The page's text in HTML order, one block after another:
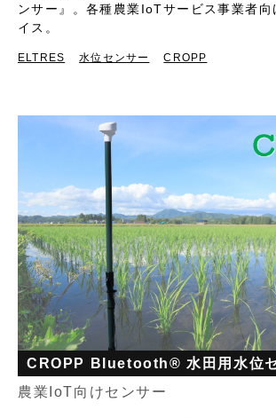
ンサー』。各種農業IoTサービス事業者
イス。
ELTRES 水位センサー CROPP
CROPP Bluetooth® 水田用水位
農業IoT向けセンサー